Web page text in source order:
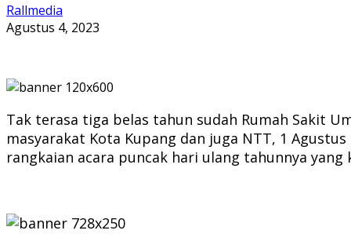
Rallmedia
Agustus 4, 2023
Tak terasa tiga belas tahun sudah Rumah Sakit
masyarakat Kota Kupang dan juga NTT, 1
rangkaian acara puncak hari ulang tahunnya yang